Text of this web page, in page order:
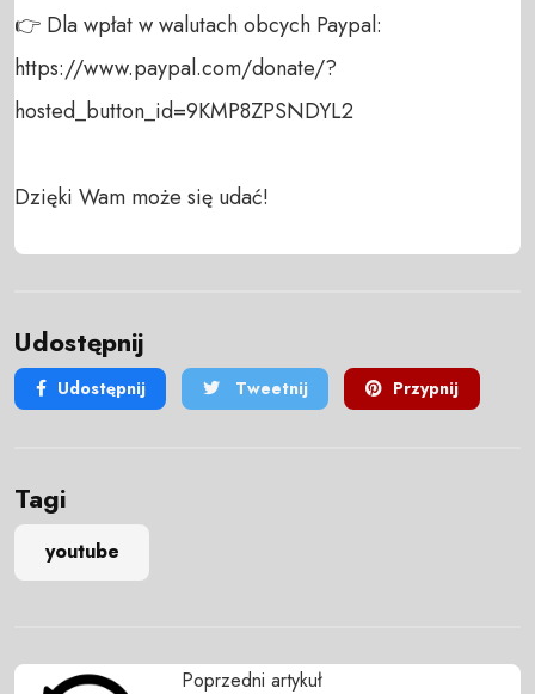
👉 Dla wpłat w walutach obcych Paypal:
https://www.paypal.com/donate/?
hosted_button_id=9KMP8ZPSNDYL2
Dzięki Wam może się udać!
Udostępnij
Udostępnij Tweetnij Przypnij
Tagi
youtube
Poprzedni artykuł